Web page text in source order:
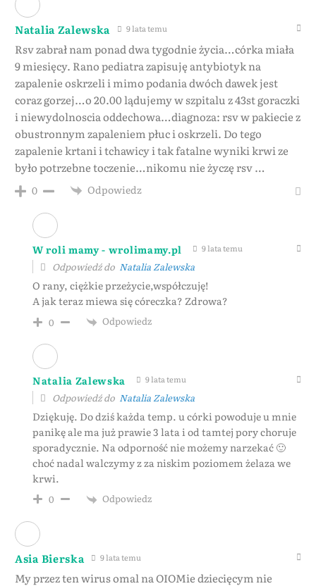
Natalia Zalewska 9 lata temu
Rsv zabrał nam ponad dwa tygodnie życia…córka miała
9 miesięcy. Rano pediatra zapisuję antybiotyk na
zapalenie oskrzeli i mimo podania dwóch dawek jest
coraz gorzej…o 20.00 lądujemy w szpitalu z 43st goraczki
i niewydolnoscia oddechowa…diagnoza: rsv w pakiecie z
obustronnym zapaleniem płuc i oskrzeli. Do tego
zapalenie krtani i tchawicy i tak fatalne wyniki krwi ze
było potrzebne toczenie…nikomu nie życzę rsv …
0 Odpowiedz
W roli mamy - wrolimamy.pl 9 lata temu
Odpowiedź do Natalia Zalewska
O rany, ciężkie przeżycie,współczuję!
A jak teraz miewa się córeczka? Zdrowa?
0 Odpowiedz
Natalia Zalewska 9 lata temu
Odpowiedź do Natalia Zalewska
Dziękuję. Do dziś każda temp. u córki powoduje u mnie
panikę ale ma już prawie 3 lata i od tamtej pory choruje
sporadycznie. Na odporność nie możemy narzekać 🙂
choć nadal walczymy z za niskim poziomem żelaza we
krwi.
0 Odpowiedz
Asia Bierska 9 lata temu
My przez ten wirus omal na OIOMie dziecięcym nie